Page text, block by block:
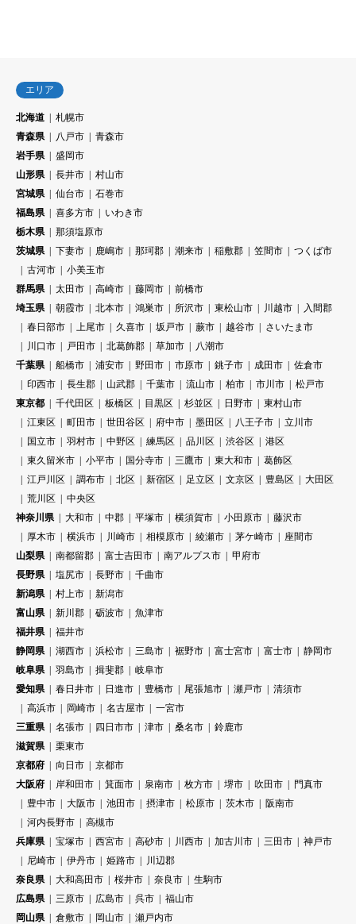
エリア
北海道
札幌市
青森県
八戸市
青森市
岩手県
盛岡市
山形県
長井市
村山市
宮城県
仙台市
石巻市
福島県
喜多方市
いわき市
栃木県
那須塩原市
茨城県
下妻市 鹿嶋市 那珂郡 潮来市 稲敷郡 笠間市
つくば市
古河市
小美玉市
群馬県
太田市 高崎市 藤岡市
前橋市
埼玉県
朝霞市 北本市 鴻巣市 所沢市 東松山市 川越市
入間郡
春日部市
上尾市 久喜市 坂戸市 蕨市 越谷市
さいたま市
川口市
戸田市 北葛飾郡 草加市
八潮市
千葉県
船橋市 浦安市 野田市 市原市 銚子市 成田市
佐倉市
印西市
長生郡 山武郡 千葉市 流山市 柏市 市川市
松戸市
東京都
千代田区 板橋区 目黒区 杉並区 日野市
東村山市
江東区
町田市 世田谷区 府中市 墨田区 八王子市
立川市
国立市
羽村市 中野区 練馬区 品川区 渋谷区
港区
東久留米市
小平市 国分寺市 三鷹市 東大和市
葛飾区
江戸川区
調布市 北区 新宿区 足立区 文京区 豊島区
大田区
荒川区
中央区
神奈川県
大和市 中郡 平塚市 横須賀市 小田原市
藤沢市
厚木市
横浜市 川崎市 相模原市 綾瀬市 茅ケ崎市
座間市
山梨県
南都留郡 富士吉田市 南アルプス市
甲府市
長野県
塩尻市 長野市
千曲市
新潟県
村上市
新潟市
富山県
新川郡 砺波市
魚津市
福井県
福井市
静岡県
湖西市 浜松市 三島市 裾野市 富士宮市 富士市
静岡市
岐阜県
羽島市 揖斐郡
岐阜市
愛知県
春日井市 日進市 豊橋市 尾張旭市 瀬戸市
清須市
高浜市
岡崎市 名古屋市
一宮市
三重県
名張市 四日市市 津市 桑名市
鈴鹿市
滋賀県
栗東市
京都府
向日市
京都市
大阪府
岸和田市 箕面市 泉南市 枚方市 堺市 吹田市
門真市
豊中市
大阪市 池田市 摂津市 松原市 茨木市
阪南市
河内長野市
高槻市
兵庫県
宝塚市 西宮市 高砂市 川西市 加古川市 三田市
神戸市
尼崎市
伊丹市 姫路市
川辺郡
奈良県
大和高田市 桜井市 奈良市
生駒市
広島県
三原市 広島市 呉市
福山市
岡山県
倉敷市 岡山市
瀬戸内市